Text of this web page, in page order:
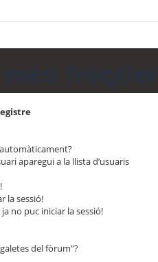
aparegui a la llista d’usuaris
la sessió!
no puc iniciar la sessió!
del fòrum”?